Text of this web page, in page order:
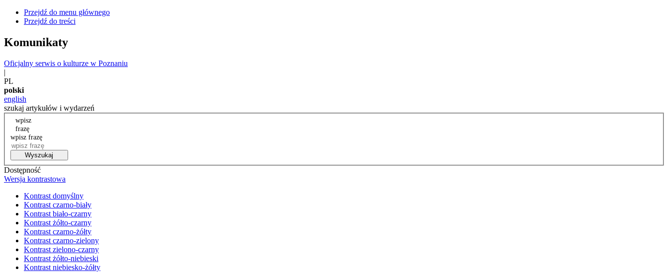
Przejdź do menu głównego
Przejdź do treści
Komunikaty
Oficjalny serwis o kulturze w Poznaniu
|
PL
polski
english
szukaj artykułów i wydarzeń
wpisz
frazę
wpisz frazę
Wyszukaj
Dostępność
Wersja kontrastowa
Kontrast domyślny
Kontrast czarno-biały
Kontrast biało-czarny
Kontrast żółto-czarny
Kontrast czarno-żółty
Kontrast czarno-zielony
Kontrast zielono-czarny
Kontrast żółto-niebieski
Kontrast niebiesko-żółty